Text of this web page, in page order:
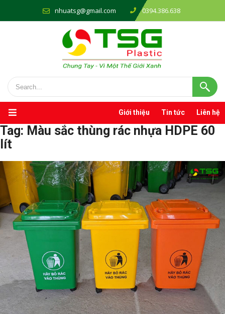
nhuatsg@gmail.com 0394.386.638
Giới thiệu Tin tức Liên hệ
Tag: Màu sắc thùng rác nhựa HDPE 60
lít